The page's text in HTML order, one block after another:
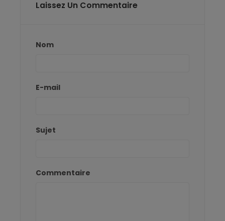
Laissez Un Commentaire
Nom
E-mail
Sujet
Commentaire